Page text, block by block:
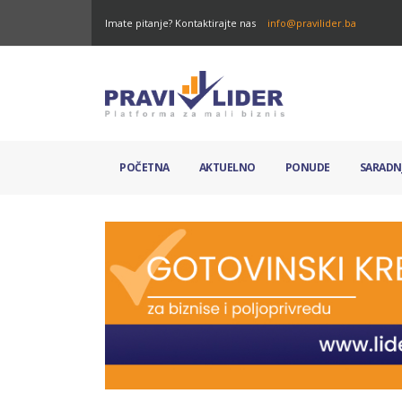
Imate pitanje? Kontaktirajte nas info@pravilider.ba
POČETNA AKTUELNO PONUDE